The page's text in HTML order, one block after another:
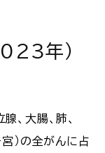
年）
、大腸、肺、
宮）の全がんに占